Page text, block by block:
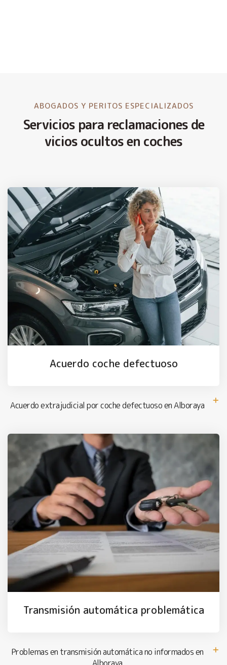
ABOGADOS Y PERITOS ESPECIALIZADOS
Servicios para reclamaciones de
vicios ocultos en coches
Acuerdo coche defectuoso
Acuerdo extrajudicial por coche defectuoso en Alboraya
Transmisión automática problemática
Problemas en transmisión automática no informados en